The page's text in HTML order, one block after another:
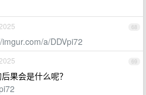
68
a/DDVpi72
69
果会是什么呢？